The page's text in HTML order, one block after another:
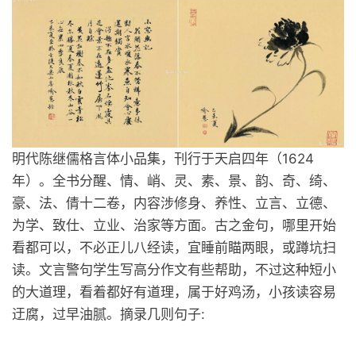
明代陈继儒格言体小品集，刊行于天启四年（1624
年）。全书分醒、情、峭、灵、素、景、韵、奇、绮、
豪、法、倩十二卷，内容涉修身、养性、立言、立德、
为学、致仕、立业、治家等方面。古之金句，哪里开始
看都可以，不必正儿八经读，宜睡前瞄两眼，或蹲坑扫
读。文言警句学生写高分作文有些帮助，不过这种短小
的大道理，看着都好有道理，属于好鸡汤，小孩读容易
迂腐，过早油腻。摘录几则句子: